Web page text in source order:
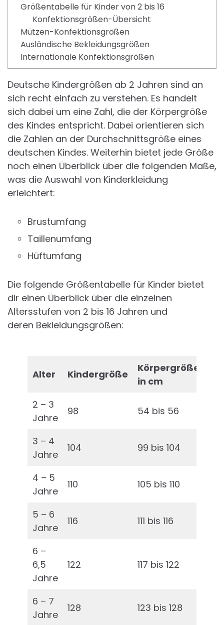
Größentabelle für Kinder von 2 bis 16
Konfektionsgrößen-Übersicht
Mützen-Konfektionsgrößen
Ausländische Bekleidungsgrößen
Internationale Konfektionsgrößen
Deutsche Kindergrößen ab 2 Jahren sind an
sich recht einfach zu verstehen. Es handelt
sich dabei um eine Zahl, die der Körpergröße
des Kindes entspricht. Dabei orientieren sich
die Zahlen an der Durchschnittsgröße eines
deutschen Kindes. Weiterhin bietet jede Größe
noch einen Überblick über die folgenden Maße,
was die Auswahl von Kinderkleidung
erleichtert:
Brustumfang
Taillenumfang
Hüftumfang
Die folgende Größentabelle für Kinder bietet
dir einen Überblick über die einzelnen
Altersstufen von 2 bis 16 Jahren und
deren Bekleidungsgrößen:
Alter Kindergröße
Körpergröße
in cm
2 – 3
Jahre
98 54 bis 56
3 – 4
Jahre
104 99 bis 104
4 – 5
Jahre
110 105 bis 110
5 – 6
Jahre
116 111 bis 116
6 –
6,5
Jahre
122 117 bis 122
6 – 7
Jahre
128 123 bis 128